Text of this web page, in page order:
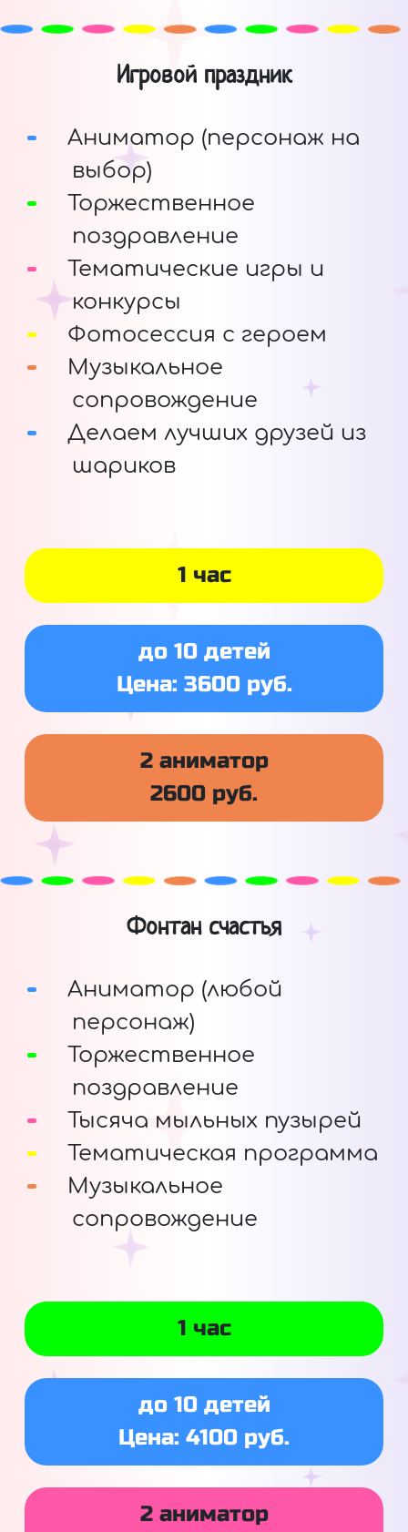
Игровой праздник
Аниматор (персонаж на
выбор)
Торжественное
поздравление
Тематические игры и
конкурсы
Фотосессия с героем
Музыкальное
сопровождение
Делаем лучших друзей из
шариков
1 час
до 10 детей
Цена: 3600 руб.
2 аниматор
2600 руб.
Фонтан счастья
Аниматор (любой
персонаж)
Торжественное
поздравление
Тысяча мыльных пузырей
Тематическая программа
Музыкальное
сопровождение
1 час
до 10 детей
Цена: 4100 руб.
2 аниматор